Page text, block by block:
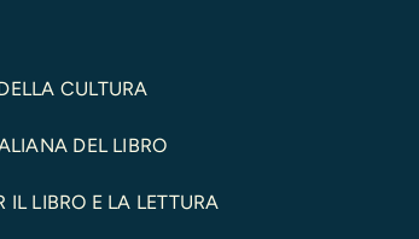
CULTURA
DEL LIBRO
IL LIBRO E LA LETTURA